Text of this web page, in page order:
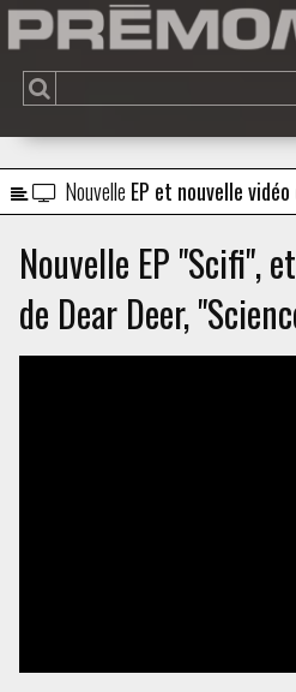
Nouvelle EP et nouvelle
Nouvelle EP "Scifi",
de Dear Deer,